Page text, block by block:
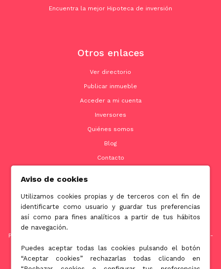
Encuentra la mejor Hipoteca de inversión
Otros enlaces
Ver directorio
Publicar inmueble
Acceder a mi cuenta
Inversores
Quiénes somos
Blog
Contacto
Contacto
info@jubenial.com
Parque empresarial La Finca Edificio 6B - Paseo Club Deportivo nº1 -
28223 Pozuelo de Alarcón, Madrid
Aviso de cookies
Utilizamos cookies propias y de terceros con el fin de
identificarte como usuario y guardar tus preferencias
así como para fines analíticos a partir de tus hábitos
de navegación.
Puedes aceptar todas las cookies pulsando el botón
“Aceptar cookies” rechazarlas todas clicando en